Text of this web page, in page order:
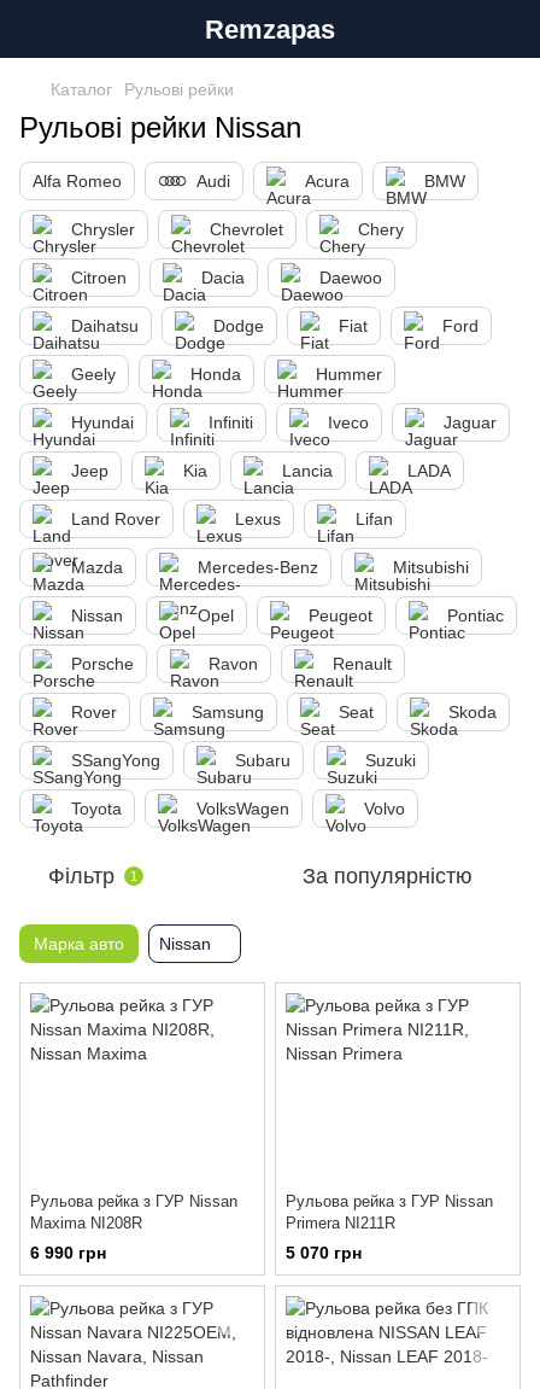
Remzapas
Каталог Рульові рейки
Рульові рейки Nissan
Alfa Romeo Audi Acura BMW
Chrysler Chevrolet Chery
Citroen Dacia Daewoo
Daihatsu Dodge Fiat Ford
Geely Honda Hummer
Hyundai Infiniti Iveco Jaguar
Jeep Kia Lancia LADA
Land Rover Lexus Lifan
Mazda Mercedes-Benz Mitsubishi
Nissan Opel Peugeot Pontiac
Porsche Ravon Renault
Rover Samsung Seat Skoda
SSangYong Subaru Suzuki
Toyota VolksWagen Volvo
Фільтр 1 За популярністю
Марка авто Nissan
Рульова рейка з ГУР Nissan
Maxima NI208R
6 990 грн
Рульова рейка з ГУР Nissan
Primera NI211R
5 070 грн